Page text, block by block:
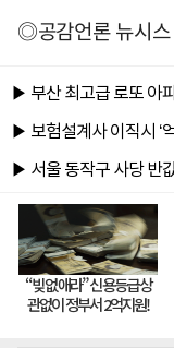
◎공감언론 뉴시스